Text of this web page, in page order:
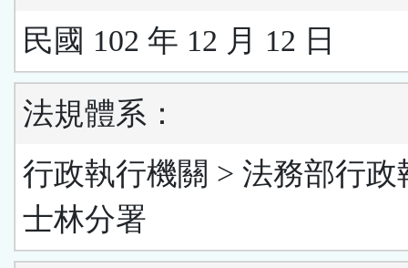
民國 102 年 12 月 12 日
法規體系：
行政執行機關 > 法務部行政
士林分署